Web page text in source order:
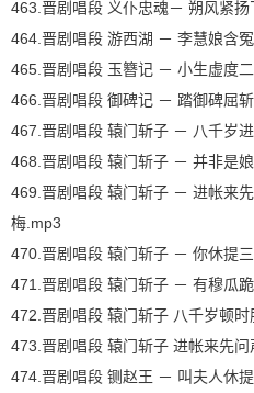
463.晋剧唱段 义仆忠魂－ 朔风紧
464.晋剧唱段 游西湖 － 李慧娘含
465.晋剧唱段 玉簪记 － 小生虚度
466.晋剧唱段 御碑记 － 踏御碑屈
467.晋剧唱段 辕门斩子 － 八千岁
468.晋剧唱段 辕门斩子 － 并非是
469.晋剧唱段 辕门斩子 － 进帐来
梅.mp3
470.晋剧唱段 辕门斩子 － 你休提
471.晋剧唱段 辕门斩子 － 有穆瓜
472.晋剧唱段 辕门斩子 八千岁顿时
473.晋剧唱段 辕门斩子 进帐来先
474.晋剧唱段 铡赵王 － 叫夫人休